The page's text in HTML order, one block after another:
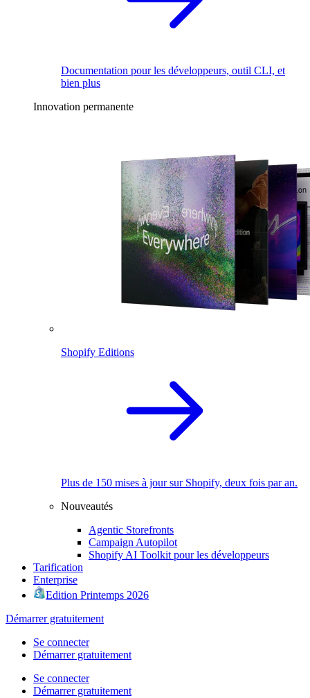
Documentation pour les développeurs, outil CLI, et
bien plus
Innovation permanente
Shopify Editions
Plus de 150 mises à jour sur Shopify, deux fois par an.
Nouveautés
Agentic Storefronts
Campaign Autopilot
Shopify AI Toolkit pour les développeurs
Tarification
Enterprise
Edition Printemps 2026
Démarrer gratuitement
Se connecter
Démarrer gratuitement
Se connecter
Démarrer gratuitement